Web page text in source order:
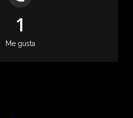
1
Me gusta